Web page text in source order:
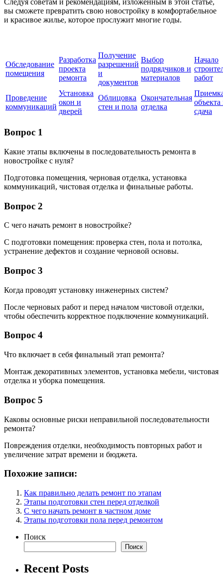
Следуя советам и рекомендациям, изложенным в этой статье,
вы сможете превратить свою новостройку в комфортабельное
и красивое жилье, которое прослужит многие годы.
Обследование
помещения
Разработка
проекта
ремонта
Получение
разрешений
и
документов
Выбор
подрядчиков и
материалов
Начало
работ
Проведение
коммуникаций
Установка
окон и
дверей
Облицовка
стен и пола
Окончательная
отделка
объекта
сдача
Вопрос 1
Какие этапы включены в последовательность ремонта в
новостройке с нуля?
Подготовка помещения, черновая отделка, установка
коммуникаций, чистовая отделка и финальные работы.
Вопрос 2
С чего начать ремонт в новостройке?
С подготовки помещения: проверка стен, пола и потолка,
устранение дефектов и создание черновой основы.
Вопрос 3
Когда проводят установку инженерных систем?
После черновых работ и перед началом чистовой отделки,
чтобы обеспечить корректное подключение коммуникаций.
Вопрос 4
Что включает в себя финальный этап ремонта?
Монтаж декоративных элементов, установка мебели, чистовая
отделка и уборка помещения.
Вопрос 5
Каковы основные риски неправильной последовательности
ремонта?
Повреждения отделки, необходимость повторных работ и
увеличение затрат времени и бюджета.
Похожие записи:
Как правильно делать ремонт по этапам
Этапы подготовки стен перед отделкой
С чего начать ремонт в частном доме
Этапы подготовки пола перед ремонтом
Поиск
Поиск
Recent Posts